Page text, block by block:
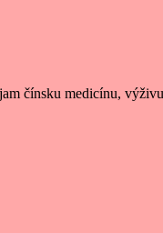
čínsku medicínu,